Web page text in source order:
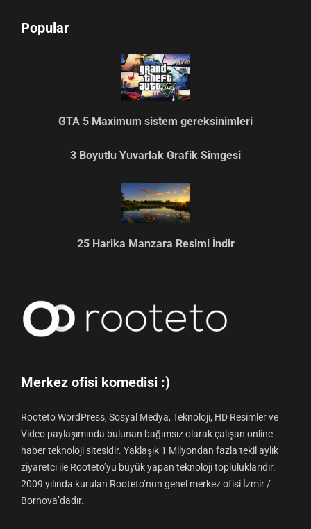
Popular
GTA 5 Maximum sistem gereksinimleri
3 Boyutlu Yuvarlak Grafik Simgesi
25 Harika Manzara Resimi İndir
Merkez ofisi komedisi :)
Rooteto WordPress, Sosyal Medya, Teknoloji, HD Resimler ve
Video paylaşımında bulunan bağımsız olarak çalışan online
haber teknoloji sitesidir. Yaklaşık 1 Milyondan fazla tekil aylık
ziyaretci ile Rooteto’yu büyük yapan teknoloji topluluklarıdır.
2009 yılında kurulan Rooteto’nun genel merkez ofisi İzmir /
Bornova’dadır.